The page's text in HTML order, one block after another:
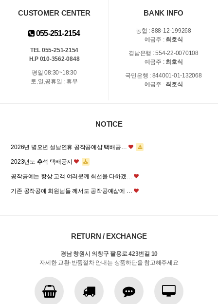
CUSTOMER CENTER
055-251-2154
TEL 055-251-2154
H.P 010-3562-0848
평일 08:30~18:30
토,일,공휴일 : 휴무
BANK INFO
농협 : 888-12-199268
예금주 : 최호식
경남은행 : 554-22-0070108
예금주 : 최호식
국민은행 : 844001-01-132068
예금주 : 최호식
NOTICE
2026년 병오년 설날연휴 공작공예샵 택배공…
2023년도 추석 택배공지
공작공예는 항상 고객 여러분께 최선을 다하겠…
기존 공작공예 회원님들 께서도 공작공예샵에 …
RETURN / EXCHANGE
경남 창원시 의창구 팔용로 423번길 10
자세한 교환·반품절차 안내는 상품하단을 참고해주세요